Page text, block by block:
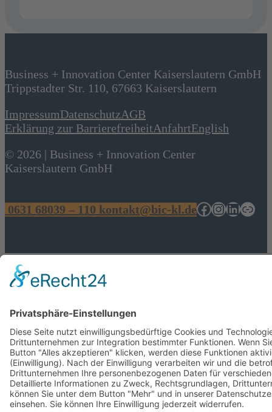
Business + Innovation Center Kaiserslautern GmbH
Trippstadter Str. 110, 67663 Kaiserslautern
ImpressumDatenschutzAGB
Erklärung zur BarrierefreiheitAnfahrtEnglish
© 2026 | Business + Innovation Center
Kaiserslautern GmbH
0631 68039 – 110 kontakt@bic-kl.deFacebook
Instagram
Link